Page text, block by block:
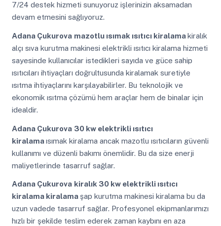
7/24 destek hizmeti sunuyoruz işlerinizin aksamadan
devam etmesini sağlıyoruz.
Adana Çukurova mazotlu ısımak ısıtıcı kiralamakiralık
alçı sıva kurutma makinesi elektrikli ısıtıcı kiralama hizmeti
sayesinde kullanıcılar istedikleri sayıda ve güce sahip
ısıtıcıları ihtiyaçları doğrultusunda kiralamak suretiyle
ısıtma ihtiyaçlarını karşılayabilirler. Bu teknolojik ve
ekonomik ısıtma çözümü hem araçlar hem de binalar için
idealdir.
Adana Çukurova 30 kw elektrikli ısıtıcı
kiralamaısımak kiralama ancak mazotlu ısıtıcıların güvenli
kullanımı ve düzenli bakımı önemlidir. Bu da size enerji
maliyetlerinde tasarruf sağlar.
Adana Çukurova kiralık 30 kw elektrikli ısıtıcı
kiralama kiralama şap kurutma makinesi kiralama bu da
uzun vadede tasarruf sağlar. Profesyonel ekipmanlarımızı
hızlı bir şekilde teslim ederek zaman kaybını en aza